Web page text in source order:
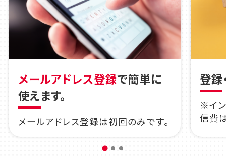
メールアドレス登録で簡単に
使えます。
メールアドレス登録は初回のみです。
登録
※イ
信費